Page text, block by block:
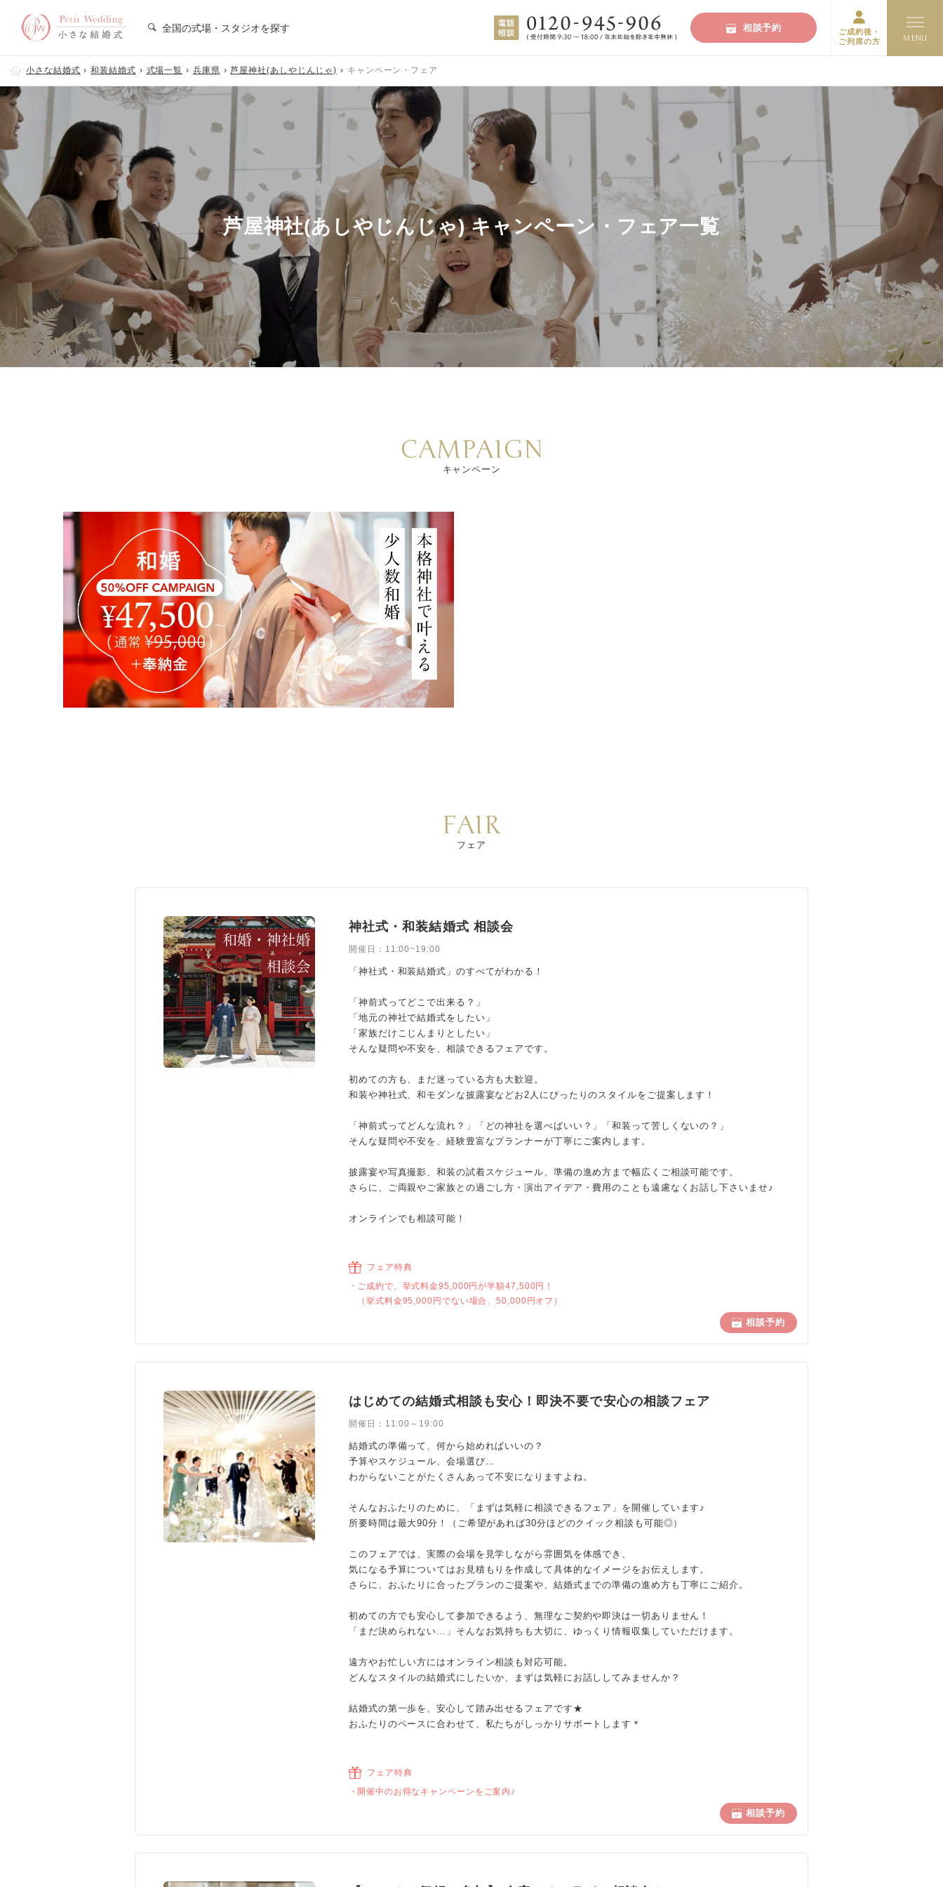
全国の式場・スタジオを探す 相談予約
ご成約後・
ご列席の方
小さな結婚式 和装結婚式 式場一覧 兵庫県 芦屋神社(あしやじんじゃ) キャンペーン・フェア
芦屋神社(あしやじんじゃ) キャンペーン・フェア一覧
CAMPAIGN
キャンペーン
FAIR
フェア
神社式・和装結婚式 相談会
開催日： 11:00~19:00
「神社式・和装結婚式」のすべてがわかる！
「神前式ってどこで出来る？」
「地元の神社で結婚式をしたい」
「家族だけこじんまりとしたい」
そんな疑問や不安を、相談できるフェアです。
初めての方も、まだ迷っている方も大歓迎。
和装や神社式、和モダンな披露宴などお2人にぴったりのスタイルをご提案します！
「神前式ってどんな流れ？」「どの神社を選べばいい？」「和装って苦しくないの？」
そんな疑問や不安を、経験豊富なプランナーが丁寧にご案内します。
披露宴や写真撮影、和装の試着スケジュール、準備の進め方まで幅広くご相談可能です。
さらに、ご両親やご家族との過ごし方・演出アイデア・費用のことも遠慮なくお話し下さいませ♪
オンラインでも相談可能！
フェア特典
ご成約で、挙式料金95,000円が半額47,500円！
（挙式料金95,000円でない場合、50,000円オフ）
相談予約
はじめての結婚式相談も安心！即決不要で安心の相談フェア
開催日： 11:00～19:00
結婚式の準備って、何から始めればいいの？
予算やスケジュール、会場選び…
わからないことがたくさんあって不安になりますよね。
そんなおふたりのために、「まずは気軽に相談できるフェア」を開催しています♪
所要時間は最大90分！（ご希望があれば30分ほどのクイック相談も可能◎）
このフェアでは、実際の会場を見学しながら雰囲気を体感でき、
気になる予算についてはお見積もりを作成して具体的なイメージをお伝えします。
さらに、おふたりに合ったプランのご提案や、結婚式までの準備の進め方も丁寧にご紹介。
初めての方でも安心して参加できるよう、無理なご契約や即決は一切ありません！
「まだ決められない…」そんなお気持ちも大切に、ゆっくり情報収集していただけます。
遠方やお忙しい方にはオンライン相談も対応可能。
どんなスタイルの結婚式にしたいか、まずは気軽にお話ししてみませんか？
結婚式の第一歩を、安心して踏み出せるフェアです★
おふたりのペースに合わせて、私たちがしっかりサポートします＊
フェア特典
開催中のお得なキャンペーンをご案内♪
相談予約